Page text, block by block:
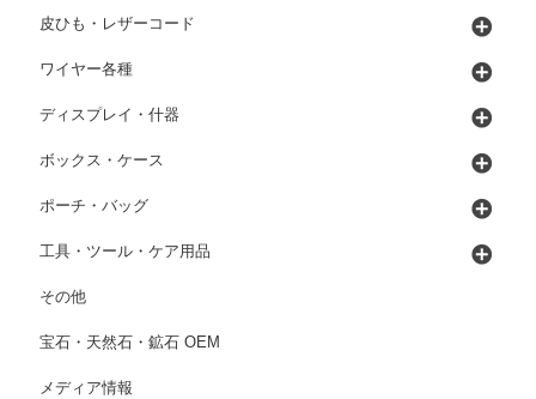
皮ひも・レザーコード
ワイヤー各種
ディスプレイ・什器
ボックス・ケース
ポーチ・バッグ
工具・ツール・ケア用品
その他
宝石・天然石・鉱石 OEM
メディア情報